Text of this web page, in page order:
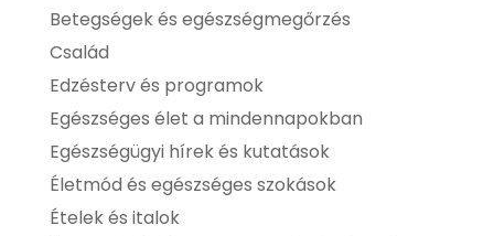
Betegségek és egészségmegőrzés
Család
Edzésterv és programok
Egészséges élet a mindennapokban
Egészségügyi hírek és kutatások
Életmód és egészséges szokások
Ételek és italok